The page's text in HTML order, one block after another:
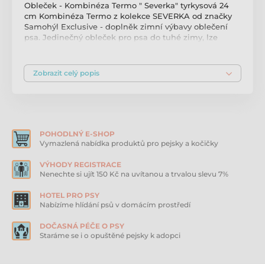
Obleček - Kombinéza Termo " Severka" tyrkysová 24
cm Kombinéza Termo z kolekce SEVERKA od značky
Samohýl Exclusive - doplněk zimní výbavy oblečení
psa. Jedinečný obleček pro psa do tuhé zimy, lze
drží psa v teple a suchu. Elastický materiál – výborně
padne každému. Střih neomezuje v pohybu. Vykrojení
Zobrazit celý popis
POHODLNÝ E-SHOP
Vymazlená nabídka produktů pro pejsky a kočičky
VÝHODY REGISTRACE
Nenechte si ujít 150 Kč na uvítanou a trvalou slevu 7%
HOTEL PRO PSY
Nabízíme hlídání psů v domácím prostředí
DOČASNÁ PÉČE O PSY
Staráme se i o opuštěné pejsky k adopci